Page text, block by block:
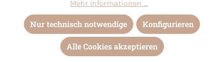
Mehr Informationen ...
Nur technisch notwendige Konfigurieren
Alle Cookies akzeptieren